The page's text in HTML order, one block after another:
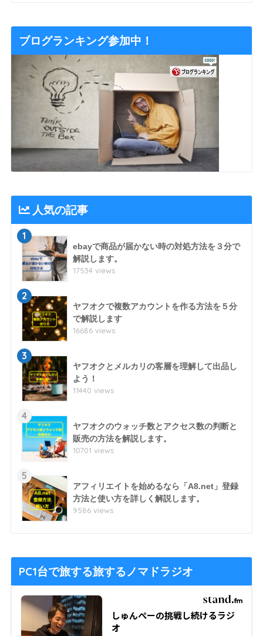
ブログランキング参加中！
人気の記事
1
ebayで商品が届かない時の対処方法を３分で
解説します。
17534 views
2
ヤフオクで複数アカウントを作る方法を５分
で解説します
16686 views
3
ヤフオクとメルカリの客層を理解して出品し
よう！
11440 views
4
ヤフオクのウォッチ数とアクセス数の判断と
販売の方法を解説します。
10701 views
5
アフィリエイトを始めるなら「A8.net」登録
方法と使い方を詳しく解説します。
9586 views
PC1台で旅する旅するノマドラジオ